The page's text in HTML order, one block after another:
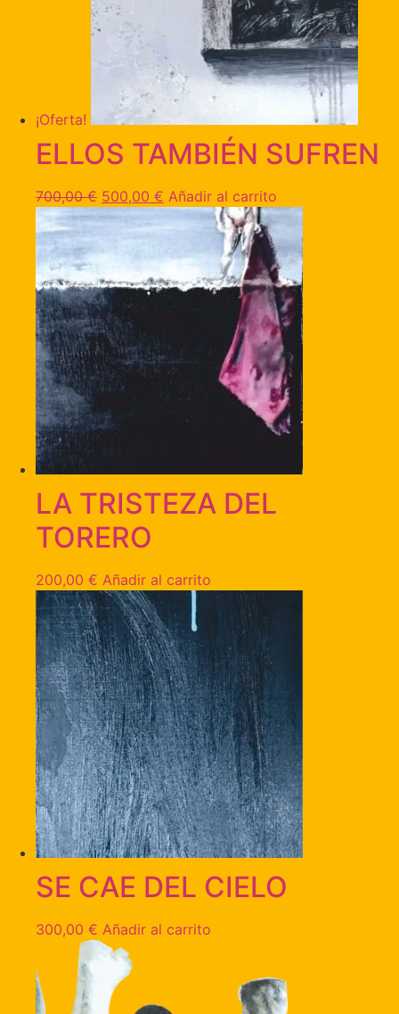
¡Oferta!
ELLOS TAMBIÉN SUFREN
700,00€ 500,00 € Añadir al carrito
LA TRISTEZA DEL
TORERO
200,00 € Añadir al carrito
SE CAE DEL CIELO
300,00 € Añadir al carrito